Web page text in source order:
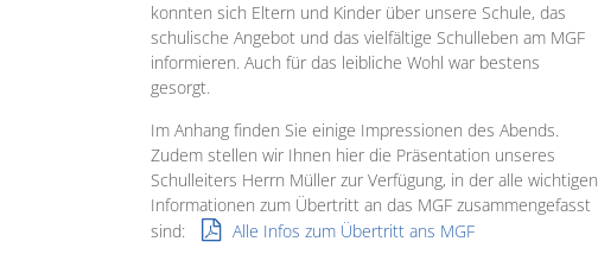
konnten sich Eltern und Kinder über unsere Schule, das
schulische Angebot und das vielfältige Schulleben am MGF
informieren. Auch für das leibliche Wohl war bestens
gesorgt.
Im Anhang finden Sie einige Impressionen des Abends.
Zudem stellen wir Ihnen hier die Präsentation unseres
Schulleiters Herrn Müller zur Verfügung, in der alle wichtigen
Informationen zum Übertritt an das MGF zusammengefasst
sind:
Alle Infos zum Übertritt ans MGF